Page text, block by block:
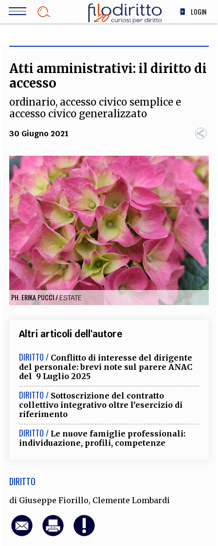
Salta
LOGIN
SOCIETÀ
STORIA E FILOSOFIA
TEAM
FILODIRITTO REDAZIONE COMITATO SCIENTIFICO AUTORI CURATORI
FOTOGRAFI
PARTNER COLLABORA CON NOI
EXTRA
CODICI RUBRICHE LIBRI PROCEEDINGS PUBBLICITÀ CONTATTI
SOCIAL MEDIA
Atti amministrativi: il diritto di
accesso
ordinario, accesso civico semplice e
accesso civico generalizzato
30 Giugno 2021
PH. ERIKA PUCCI/ESTATE
Altri articoli dell'autore
DIRITTO / Conflitto di interesse del dirigente
del personale: brevi note sul parere ANAC
del 9 Luglio 2025
DIRITTO / Sottoscrizione del contratto
collettivo integrativo oltre l’esercizio di
riferimento
DIRITTO / Le nuove famiglie professionali:
individuazione, profili, competenze
DIRITTO
di Giuseppe Fiorillo, Clemente Lombardi